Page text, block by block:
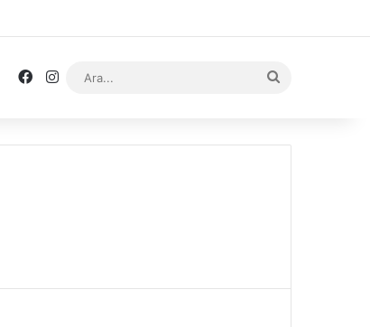
Facebook
Instagram